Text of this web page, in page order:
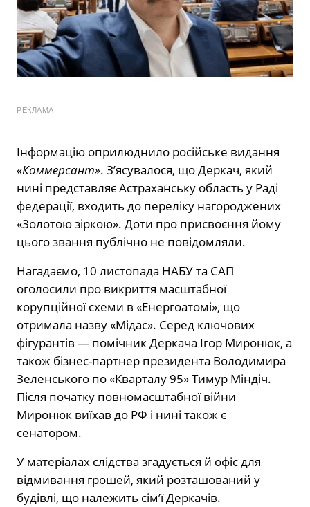
РЕКЛАМА
Інформацію оприлюднило російське видання
«Коммерсант». З’ясувалося, що Деркач, який
нині представляє Астраханську область у Раді
федерації, входить до переліку нагороджених
«Золотою зіркою». Доти про присвоєння йому
цього звання публічно не повідомляли.
Нагадаємо, 10 листопада НАБУ та САП
оголосили про викриття масштабної
корупційної схеми в «Енергоатомі», що
отримала назву «Мідас». Серед ключових
фігурантів — помічник Деркача Ігор Миронюк, а
також бізнес-партнер президента Володимира
Зеленського по «Кварталу 95» Тимур Міндіч.
Після початку повномасштабної війни
Миронюк виїхав до РФ і нині також є
сенатором.
У матеріалах слідства згадується й офіс для
відмивання грошей, який розташований у
будівлі, що належить сім’ї Деркачів.